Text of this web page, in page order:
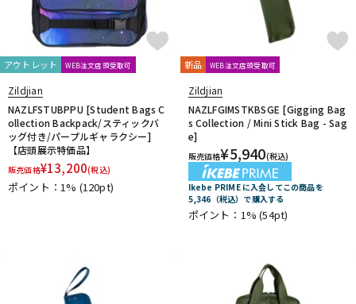
管楽器
アンプ エフェクター
DJ機器 DTM
レコーディング機器
配信/ライブ機器 楽器アクセサリ
アウトレット WEB注文店頭受取可
Zildjian
NAZLFSTUBPPU [Student Bags C
ollection Backpack/スティックバ
ッグ付き/パープルギャラクシー]
【店頭展示特価品】
販売価格¥13,200(税込)
ポイント：1% (120pt)
新品 WEB注文店頭受取可
Zildjian
NAZLFGIMSTKBSGE [Gigging Bag
s Collection / Mini Stick Bag - Sag
e]
販売価格¥5,940(税込)
Ikebe PRIME に入会してこの商品を
5,346（税込）で購入する
ポイント：1%(54pt)